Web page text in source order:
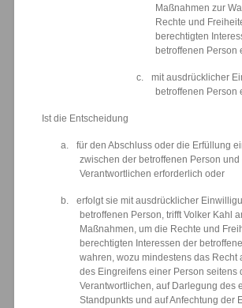
Maßnahmen zur
Rechte und
berechtigten
betroffenen Person
c.
mit ausdrücklicher
betroffenen Person
Ist die Entscheidung
a.
für den Abschluss oder die Erfüllung
zwischen der betroffenen Person und
Verantwortlichen erforderlich oder
b.
erfolgt sie mit ausdrücklicher
betroffenen Person, trifft Volker Kahl
Maßnahmen, um die Rechte und
berechtigten Interessen der
wahren, wozu mindestens das Recht
des Eingreifens einer Person seitens
Verantwortlichen, auf Darlegung des
Standpunkts und auf Anfechtung der